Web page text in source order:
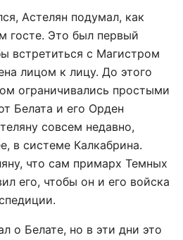
Астелян подумал, как
госте. Это был первый
встретиться с Магистром
лицом к лицу. До этого
ограничивались простыми
Белата и его Орден
совсем недавно,
в системе Калкабрина.
что сам примарх Темных
его, чтобы он и его войска
о Белате, но в эти дни это